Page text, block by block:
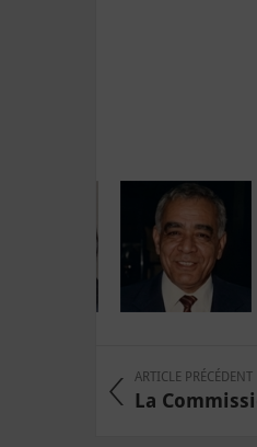
ARTICLE PRÉCÉDENT
La